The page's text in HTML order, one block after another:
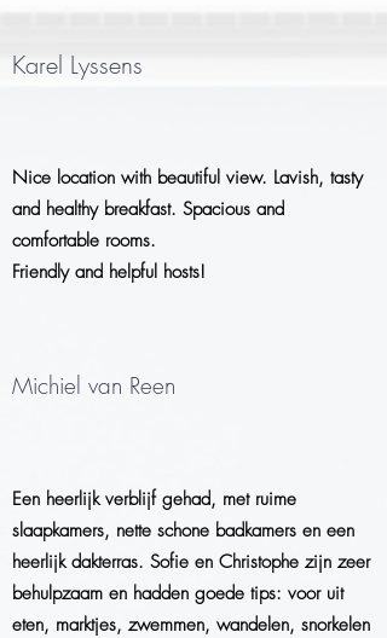
Karel Lyssens
Nice location with beautiful view. Lavish, tasty
and healthy breakfast. Spacious and
comfortable rooms.
Friendly and helpful hosts!
Michiel van Reen
Een heerlijk verblijf gehad, met ruime
slaapkamers, nette schone badkamers en een
heerlijk dakterras. Sofie en Christophe zijn zeer
behulpzaam en hadden goede tips: voor uit
eten, marktjes, zwemmen, wandelen, snorkelen